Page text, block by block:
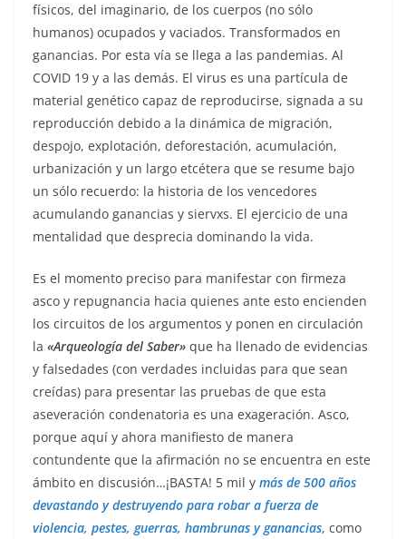
físicos, del imaginario, de los cuerpos (no sólo
humanos) ocupados y vaciados. Transformados en
ganancias. Por esta vía se llega a las pandemias. Al
COVID 19 y a las demás. El virus es una partícula de
material genético capaz de reproducirse, signada a su
reproducción debido a la dinámica de migración,
despojo, explotación, deforestación, acumulación,
urbanización y un largo etcétera que se resume bajo
un sólo recuerdo: la historia de los vencedores
acumulando ganancias y siervxs. El ejercicio de una
mentalidad que desprecia dominando la vida.
Es el momento preciso para manifestar con firmeza
asco y repugnancia hacia quienes ante esto encienden
los circuitos de los argumentos y ponen en circulación
la «Arqueología del Saber» que ha llenado de evidencias
y falsedades (con verdades incluidas para que sean
creídas) para presentar las pruebas de que esta
aseveración condenatoria es una exageración. Asco,
porque aquí y ahora manifiesto de manera
contundente que la afirmación no se encuentra en este
ámbito en discusión…¡BASTA! 5 mil y más de 500 años
devastando y destruyendo para robar a fuerza de
violencia, pestes, guerras, hambrunas y ganancias, como